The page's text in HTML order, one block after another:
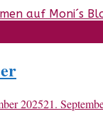
auf Moni´s
202521.